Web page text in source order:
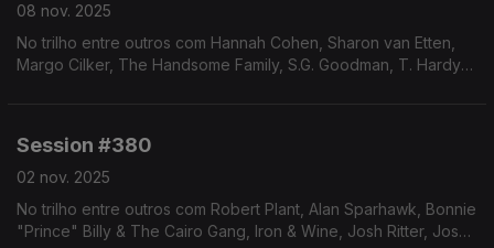
08 nov. 2025
No trilho entre outros com Hannah Cohen, Sharon van Etten,
Margo Cilker, The Handsome Family, S.G. Goodman, T. Hardy
Session #380
02 nov. 2025
No trilho entre outros com Robert Plant, Alan Sparhawk, Bonnie
"Prince" Billy & The Cairo Gang, Iron & Wine, Josh Ritter, Josh